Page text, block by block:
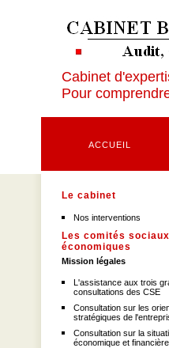
Cabinet
Pour
ACCUEIL
Le cabinet
Nos interventions
Les comités
économiques
Mission légales
L'assistance aux trois
consultations des CSE
Consultation sur les
stratégiques de
Consultation sur la
économique et financière